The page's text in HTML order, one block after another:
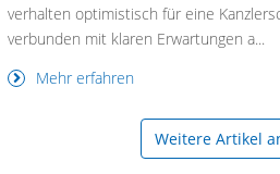
verhalten optimistisch für eine
verbunden mit klaren Erwartungen a...
Mehr erfahren
Weitere Artikel